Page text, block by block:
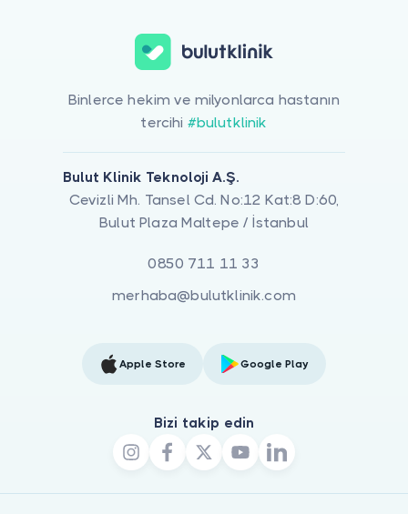
Binlerce hekim ve milyonlarca hastanın
tercihi #bulutklinik
Bulut Klinik Teknoloji A.Ş.
Cevizli Mh. Tansel Cd. No:12 Kat:8 D:60,
Bulut Plaza Maltepe / İstanbul
0850 711 11 33
merhaba@bulutklinik.com
Apple Store Google Play
Bizi takip edin